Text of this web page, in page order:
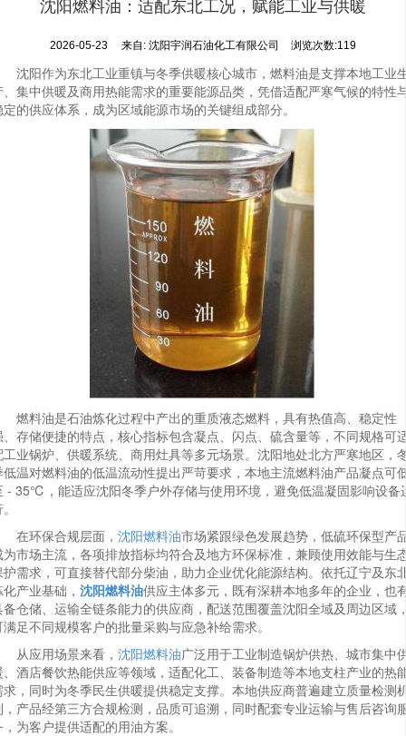
沈阳燃料油：适配东北工况，赋能工业与供暖
2026-05-23 来自:沈阳宇润石油化工有限公司 浏览次数:119
沈阳作为东北工业重镇与冬季供暖核心城市，燃料油是支撑本地工业
、集中供暖及商用热能需求的重要能源品类，凭借适配严寒气候的特性
的供应体系，成为区域能源市场的关键组成部分。
燃料油是石油炼化过程中产出的重质液态燃料，具有热值高、稳定性
、存储便捷的特点，核心指标包含凝点、闪点、硫含量等，不同规格可
工业锅炉、供暖系统、商用灶具等多元场景。沈阳地处北方严寒地区，
低温对燃料油的低温流动性提出严苛要求，本地主流燃料油产品凝点可
- 35℃，能适应沈阳冬季户外存储与使用环境，避免低温凝固影响设备
在环保合规层面， 沈阳燃料油市场紧跟绿色发展趋势，低硫环保型产
为市场主流，各项排放指标均符合及地方环保标准，兼顾使用效能与生
护需求，可直接替代部分柴油，助力企业优化能源结构。依托辽宁及东
产业基础， 沈阳燃料油供应主体多元，既有深耕本地多年的企业，也
备仓储、运输全链条能力的供应商，配送范围覆盖沈阳全域及周边区域
足不同规模客户的批量采购与应急补给需求。
从应用场景来看， 沈阳燃料油广泛用于工业制造锅炉供热、城市集中
、酒店餐饮热能供应等领域，适配化工、装备制造等本地支柱产业的热
求，同时为冬季民生供暖提供稳定支撑。本地供应商普遍建立质量检测
，产品经第三方合规检测，品质可追溯，同时配套专业运输与售后咨询
为客户提供适配的用油方案。